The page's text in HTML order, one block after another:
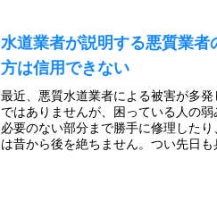
水道業者が説明する悪質業
方は信用できない
最近、悪質水道業者による被害が多
ではありませんが、困っている人の弱
必要のない部分まで勝手に修理した
は昔から後を絶ちません。つい先日も